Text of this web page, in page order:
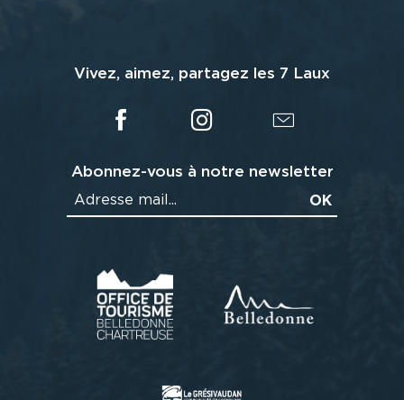
Vivez, aimez, partagez les 7 Laux
Abonnez-vous à notre newsletter